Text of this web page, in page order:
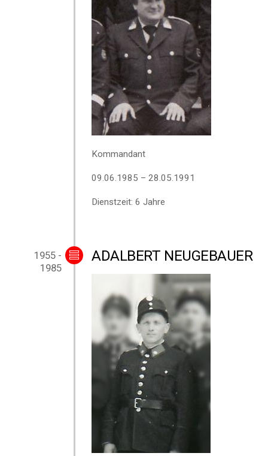
Kommandant
09.06.1985 – 28.05.1991
Dienstzeit: 6 Jahre
1955 -
1985
ADALBERT NEUGEBAUER